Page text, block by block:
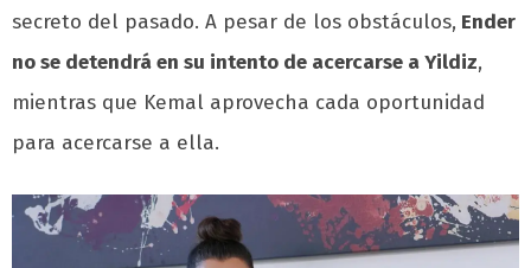
secreto del pasado. A pesar de los obstáculos, Ender
no se detendrá en su intento de acercarse a Yildiz,
mientras que Kemal aprovecha cada oportunidad
para acercarse a ella.